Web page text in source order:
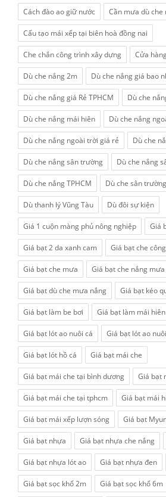
Cách đào ao giữ nước Cần mưa dù che
Cấu tạo mái xếp tại biên hoà đồng nai
Che chắn công trình xây dựng Cửa
Dù che nắng 2m Dù che nắng giá bao
Dù che nắng giá Rẻ TPHCM Dù che
Dù che nắng mái hiên Dù che nắng
Dù che nắng ngoài trời giá rẻ Dù che
Dù che nắng sân trường Dù che nắng
Dù che nắng TPHCM Dù che sân trường
Dù thanh lý Vũng Tàu Dù đôi sự kiện
Giá 1 cuộn màng phủ nông nghiệp Giá
Giá bạt 2 da xanh cam Giá bạt che
Giá bạt che mưa Giá bạt che nắng mưa
Giá bạt dù che mưa nắng Giá bạt kéo
Giá bạt làm be bơi Giá bạt làm mái hiên
Giá bạt lót ao nuôi cá Giá bạt lót ao
Giá bạt lót hồ cá Giá bạt mái che
Giá bạt mái che tại bình dương Giá bạt
Giá bạt mái che tại tphcm Giá bạt mái
Giá bạt mái xếp lượn sóng Giá bạt
Giá bạt nhựa Giá bạt nhựa che nắng
Giá bạt nhựa lót ao Giá bạt nhựa đen
Giá bạt sọc khổ 2m Giá bạt sọc khổ 6m